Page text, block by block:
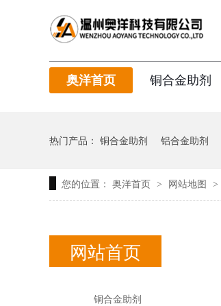
奥洋首页 铜合金助剂
热门产品： 铜合金助剂 铝合金助剂
您的位置： 奥洋首页 > 网站地图 >
网站首页
铜合金助剂